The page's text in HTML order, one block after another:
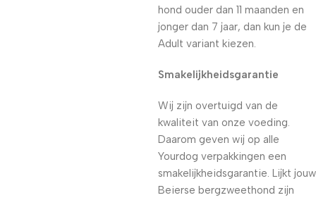
hond ouder dan 11 maanden en
jonger dan 7 jaar, dan kun je de
Adult variant kiezen.
Smakelijkheidsgarantie
Wij zijn overtuigd van de
kwaliteit van onze voeding.
Daarom geven wij op alle
Yourdog verpakkingen een
smakelijkheidsgarantie. Lijkt jouw
Beierse bergzweethond zijn